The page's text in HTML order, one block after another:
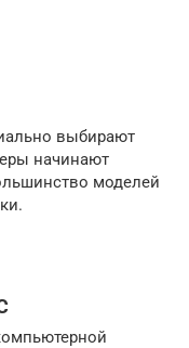
выбирают
начинают
моделей